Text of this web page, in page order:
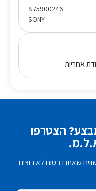
875900246
SONY
אחריות
הצטרפו
שאתם בטוח לא רוצים